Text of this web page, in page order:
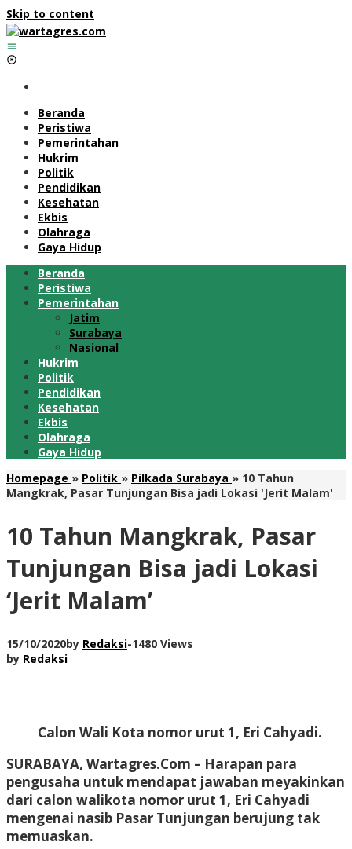
Skip to content
Beranda
Peristiwa
Pemerintahan
Hukrim
Politik
Pendidikan
Kesehatan
Ekbis
Olahraga
Gaya Hidup
Beranda
Peristiwa
Pemerintahan
Jatim
Surabaya
Nasional
Hukrim
Politik
Pendidikan
Kesehatan
Ekbis
Olahraga
Gaya Hidup
Homepage » Politik » Pilkada Surabaya » 10 Tahun
Mangkrak, Pasar Tunjungan Bisa jadi Lokasi 'Jerit Malam'
10 Tahun Mangkrak, Pasar
Tunjungan Bisa jadi Lokasi
‘Jerit Malam’
15/10/2020by Redaksi-1480 Views
by Redaksi
Calon Wali Kota nomor urut 1, Eri Cahyadi.
SURABAYA, Wartagres.Com – Harapan para
pengusaha untuk mendapat jawaban meyakinkan
dari calon walikota nomor urut 1, Eri Cahyadi
mengenai nasib Pasar Tunjungan berujung tak
memuaskan.